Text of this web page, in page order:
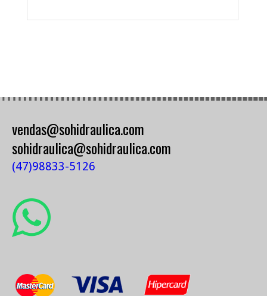
vendas@sohidraulica.com
sohidraulica@sohidraulica.com
(47)98833-5126